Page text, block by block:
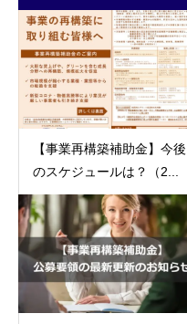
【事業再構築補助金】今後
のスケジュールは？（2...